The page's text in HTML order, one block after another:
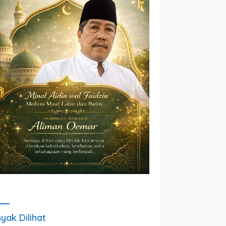
Dilihat